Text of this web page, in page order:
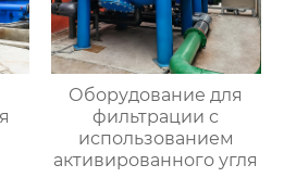
Оборудование для
фильтрации с
использованием
активированного угля